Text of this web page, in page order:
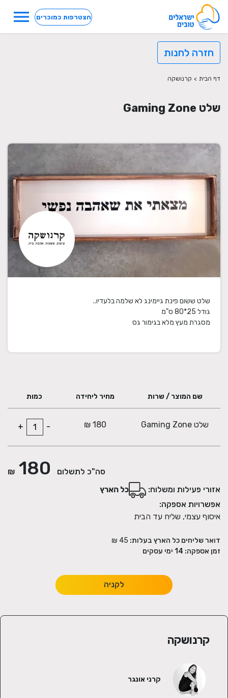
הצטרפות כמוכרים menu
חזרה לחנות
דף הבית > קרנושקה
שלט Gaming Zone
מסגרת מעץ מלא בגימור גס
שם המוצר / שרות מחיר ליחידה כמות
שלט Gaming Zone 180 ₪
-
+
סה"כ לתשלום 180
₪
אזורי פעילות ומשלוח:
כל הארץ
אפשרויות אספקה:
איסוף עצמי, שליח עד הבית
דואר שליחים כל הארץ בעלות:
זמן אספקה: 14 ימי עסקים
לקניה
קרנושקה
קרני אונגר